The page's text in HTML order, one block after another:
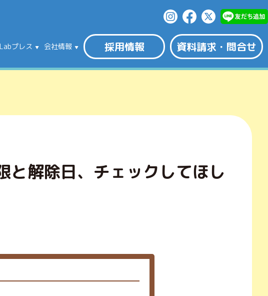
プレス 会社情報 採用情報 資料請求・問合せ
と解除日、チェックしてほし